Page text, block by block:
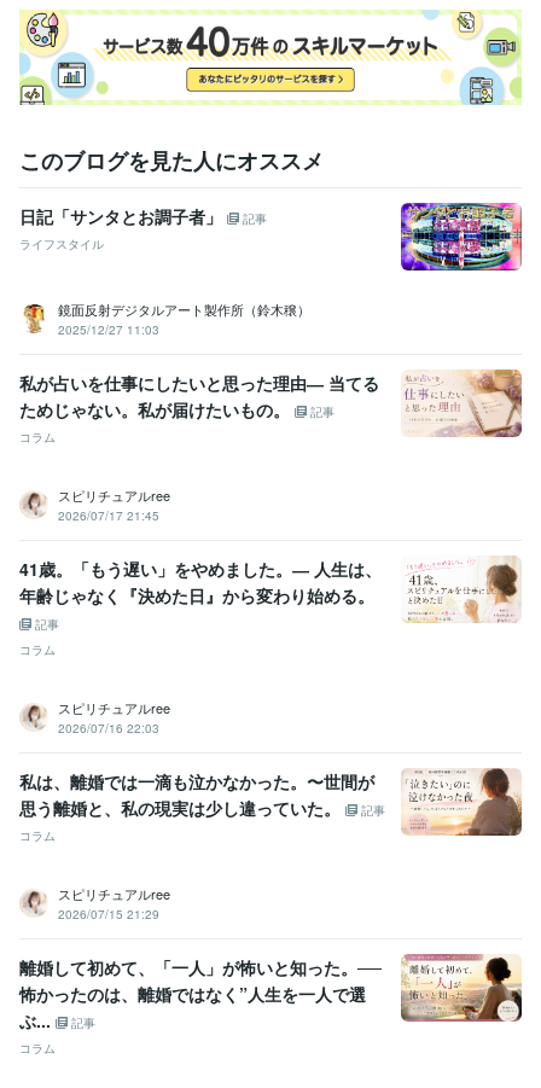
このブログを見た人にオススメ
日記「サンタとお調子者」
記事
ライフスタイル
鏡面反射デジタルアート製作所（鈴木穣）
2025/12/27 11:03
私が占いを仕事にしたいと思った理由― 当てる
ためじゃない。私が届けたいもの。
記事
コラム
スピリチュアルree
2026/07/17 21:45
41歳。「もう遅い」をやめました。― 人生は、
年齢じゃなく『決めた日』から変わり始める。
記事
コラム
スピリチュアルree
2026/07/16 22:03
私は、離婚では一滴も泣かなかった。〜世間が
思う離婚と、私の現実は少し違っていた。
記事
コラム
スピリチュアルree
2026/07/15 21:29
離婚して初めて、「一人」が怖いと知った。──
怖かったのは、離婚ではなく”人生を一人で選
ぶ...
記事
コラム